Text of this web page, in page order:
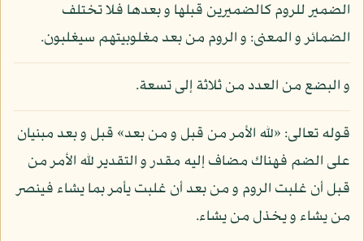
الضمير للروم كالضميرين قبلها و بعدها فلا تختلف
الضمائر و المعنى: و الروم من بعد مغلوبيتهم سيغلبون.
و البضع من العدد من ثلاثة إلى تسعة.
قوله تعالى: «لله الأمر من قبل و من بعد» قبل و بعد مبنيان
على الضم فهناك مضاف إليه مقدر و التقدير لله الأمر من
قبل أن غلبت الروم و من بعد أن غلبت يأمر بما يشاء فينصر
من يشاء و يخذل من يشاء.